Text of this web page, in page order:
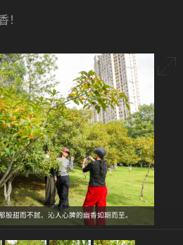
！
股甜而不腻、沁人心脾的幽香如期而至。